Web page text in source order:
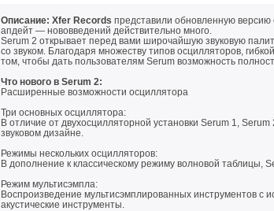
Описание: Xfer Records представили обновленную версию
апдейт — нововведений действительно много.
Serum 2 открывает перед вами широчайшую звуковую
со звуком. Благодаря множеству типов осцилляторов,
том, чтобы дать пользователям Serum возможность
Что нового в Serum 2:
Расширенные возможности осциллятора
Три основных осциллятора:
В отличие от двухосцилляторной установки Serum 1,
звуковом дизайне.
Режимы нескольких осцилляторов:
В дополнение к классическому режиму волновой таблицы,
Режим мультисэмпла:
Воспроизведение мультисэмплированных инструментов с
акустические инструменты.